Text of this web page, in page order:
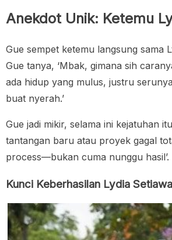
Anekdot Unik: Ketemu
Gue sempet ketemu langsung sama
Gue tanya, ‘Mbak, gimana sih
ada hidup yang mulus, justru
buat nyerah.’
Gue jadi mikir, selama ini kejatuhan
tantangan baru atau proyek gagal
process—bukan cuma nunggu hasil’.
Kunci Keberhasilan Lydia